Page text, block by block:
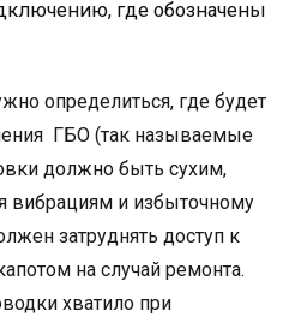
где обозначены
определиться, где будет
ГБО (так называемые
должно быть сухим,
вибрациям и избыточному
затруднять доступ к
на случай ремонта.
хватило при